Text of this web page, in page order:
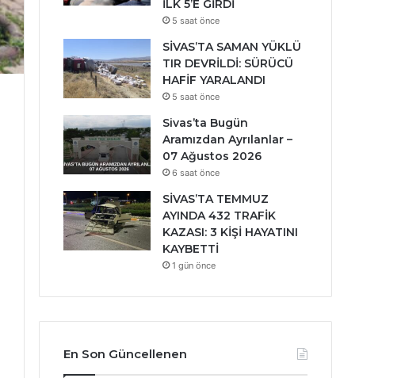
İLK 5’E GİRDİ
5 saat önce
SİVAS’TA SAMAN YÜKLÜ
TIR DEVRİLDİ: SÜRÜCÜ
HAFİF YARALANDI
5 saat önce
Sivas’ta Bugün
Aramızdan Ayrılanlar –
07 Ağustos 2026
6 saat önce
SİVAS’TA TEMMUZ
AYINDA 432 TRAFİK
KAZASI: 3 KİŞİ HAYATINI
KAYBETTİ
1 gün önce
En Son Güncellenen